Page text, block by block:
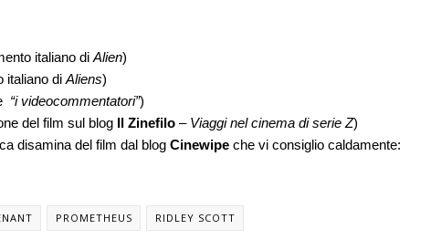
italiano di Alien)
italiano di Aliens)
“i videocommentatori”)
del film sul blog Il Zinefilo – Viaggi nel cinema di serie Z)
disamina del film dal blog Cinewipe che vi consiglio caldamente:
PROMETHEUS RIDLEY SCOTT